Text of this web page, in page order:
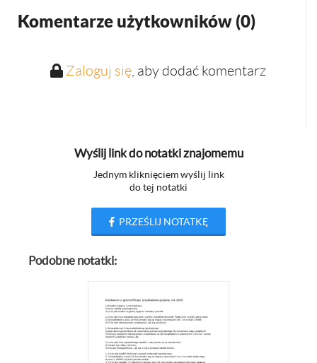
Komentarze użytkowników (0)
Zaloguj się, aby dodać komentarz
Wyślij link do notatki znajomemu
Jednym kliknięciem wyślij link
do tej notatki
PRZEŚLIJ NOTATKĘ
Podobne notatki: